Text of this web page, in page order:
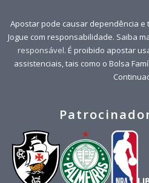
Apostar pode causar dependência e
Jogue com responsabilidade. Saiba
responsável. É proibido apostar
assistenciais, tais como o Bolsa